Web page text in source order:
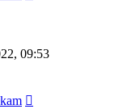
09:53